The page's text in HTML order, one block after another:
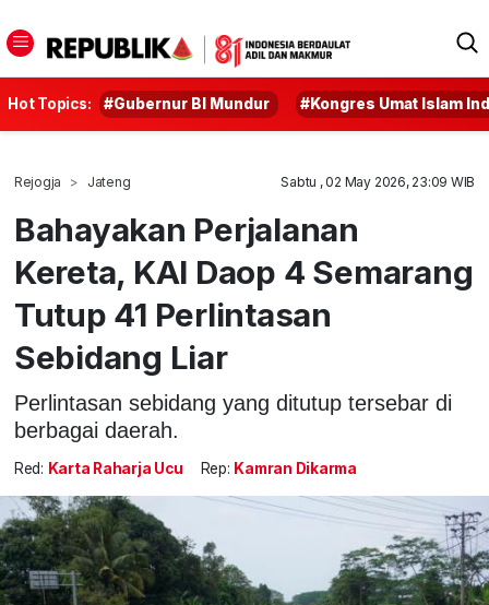
Hot Topics: #Gubernur BI Mundur #Kongres Umat Islam
Rejogja Jateng Sabtu , 02 May 2026, 23:09 WIB
Bahayakan Perjalanan
Kereta, KAI Daop 4 Semarang
Tutup 41 Perlintasan
Sebidang Liar
Perlintasan sebidang yang ditutup tersebar di
berbagai daerah.
Red: Karta Raharja Ucu Rep: Kamran Dikarma